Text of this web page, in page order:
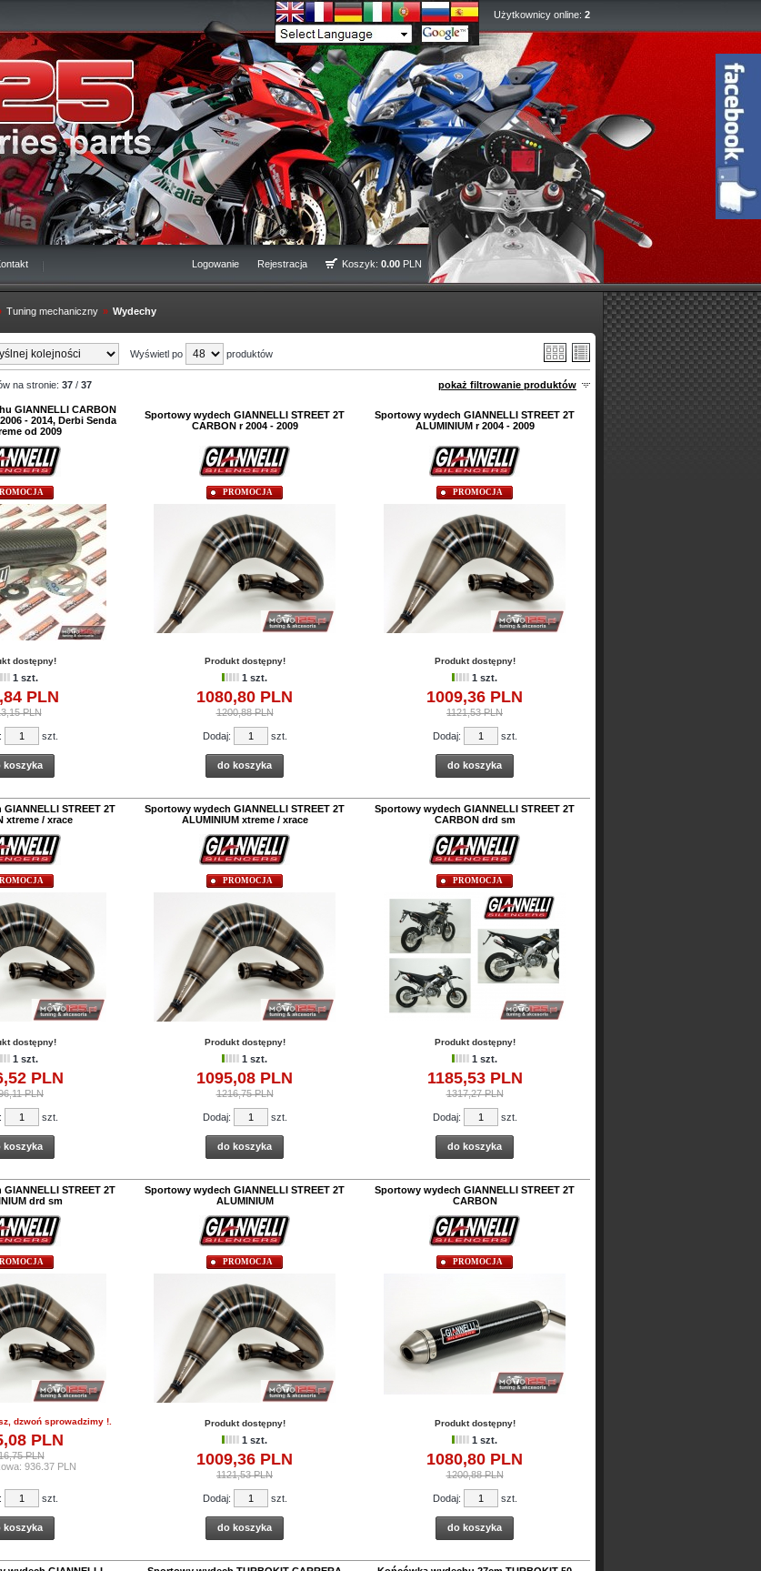
Użytkownicy online: 2
Logowanie Rejestracja Koszyk: 0.00 PLN
Tuning mechaniczny » Wydechy
Wyświetl po produktów
na stronie: 37 / 37 pokaż filtrowanie produktów
GIANNELLI CARBON
- 2014, Derbi Senda
od 2009
Sportowy wydech GIANNELLI STREET 2T
CARBON r 2004 - 2009
Sportowy wydech GIANNELLI STREET 2T
ALUMINIUM r 2004 - 2009
PROMOCJA PROMOCJA
dostępny!
1 szt.
84 PLN
PLN
Produkt dostępny!
1 szt.
1080,80 PLN
1200,88 PLN
Produkt dostępny!
1 szt.
1009,36 PLN
1121,53 PLN
szt.
koszyka
Dodaj: szt.
do koszyka
Dodaj: szt.
do koszyka
STREET 2T
xtreme / xrace
Sportowy wydech GIANNELLI STREET 2T
ALUMINIUM xtreme / xrace
Sportowy wydech GIANNELLI STREET 2T
CARBON drd sm
PROMOCJA PROMOCJA
dostępny!
1 szt.
52PLN
PLN
Produkt dostępny!
1 szt.
1095,08 PLN
1216,75 PLN
Produkt dostępny!
1 szt.
1185,53PLN
1317,27 PLN
szt.
koszyka
Dodaj: szt.
do koszyka
Dodaj: szt.
do koszyka
STREET 2T
drd sm
Sportowy wydech GIANNELLI STREET 2T
ALUMINIUM
Sportowy wydech GIANNELLI STREET 2T
CARBON
PROMOCJA PROMOCJA
dzwoń sprowadzimy !.
08 PLN
PLN
936.37 PLN
Produkt dostępny!
1 szt.
1009,36 PLN
1121,53 PLN
Produkt dostępny!
1 szt.
1080,80 PLN
1200,88 PLN
szt.
koszyka
Dodaj: szt.
do koszyka
Dodaj: szt.
do koszyka